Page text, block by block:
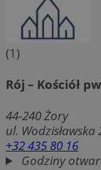
(1)
Rój – Kościół
44-240Żory
ul. Wodzisławska
+32 435 80 16
Godziny